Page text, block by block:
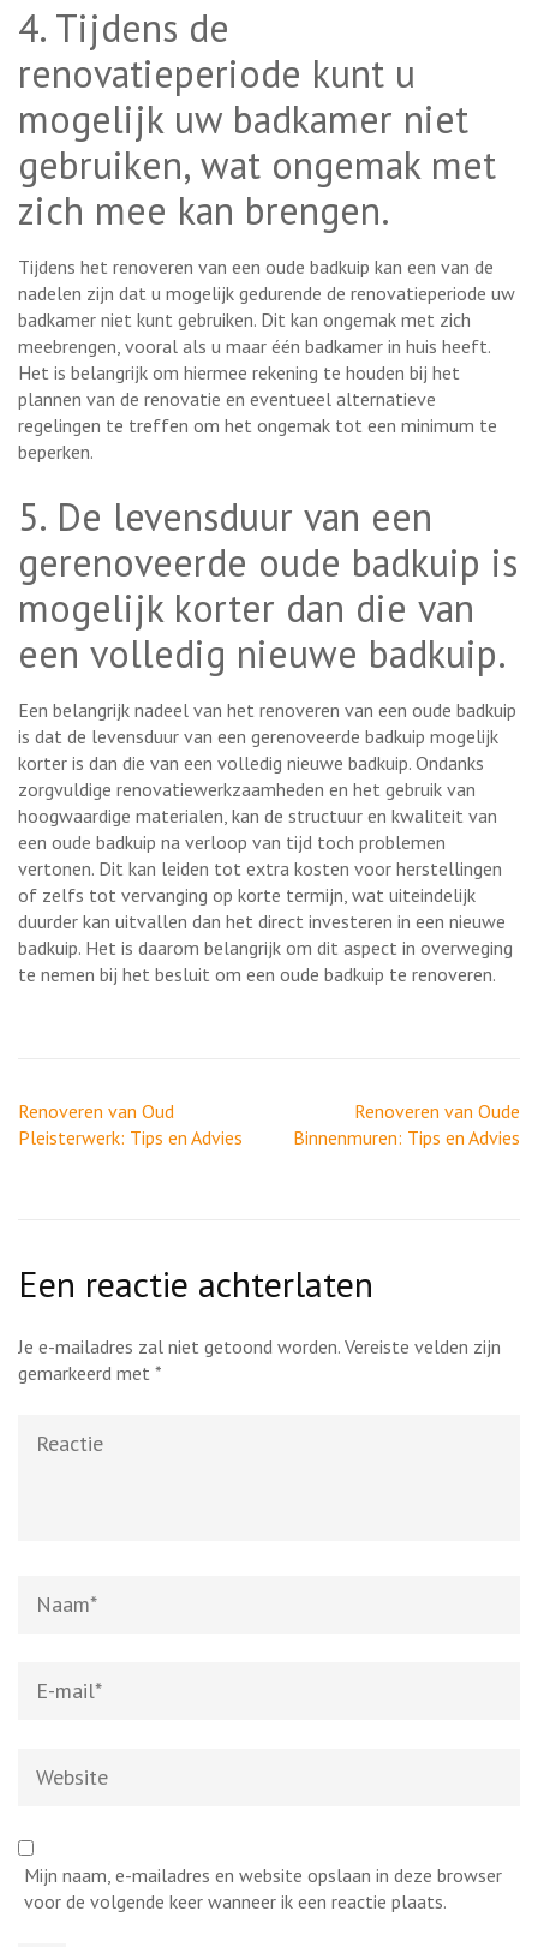
4. Tijdens de
renovatieperiode kunt u
mogelijk uw badkamer niet
gebruiken, wat ongemak met
zich mee kan brengen.
Tijdens het renoveren van een oude badkuip kan een van de
nadelen zijn dat u mogelijk gedurende de renovatieperiode uw
badkamer niet kunt gebruiken. Dit kan ongemak met zich
meebrengen, vooral als u maar één badkamer in huis heeft.
Het is belangrijk om hiermee rekening te houden bij het
plannen van de renovatie en eventueel alternatieve
regelingen te treffen om het ongemak tot een minimum te
beperken.
5. De levensduur van een
gerenoveerde oude badkuip is
mogelijk korter dan die van
een volledig nieuwe badkuip.
Een belangrijk nadeel van het renoveren van een oude badkuip
is dat de levensduur van een gerenoveerde badkuip mogelijk
korter is dan die van een volledig nieuwe badkuip. Ondanks
zorgvuldige renovatiewerkzaamheden en het gebruik van
hoogwaardige materialen, kan de structuur en kwaliteit van
een oude badkuip na verloop van tijd toch problemen
vertonen. Dit kan leiden tot extra kosten voor herstellingen
of zelfs tot vervanging op korte termijn, wat uiteindelijk
duurder kan uitvallen dan het direct investeren in een nieuwe
badkuip. Het is daarom belangrijk om dit aspect in overweging
te nemen bij het besluit om een oude badkuip te renoveren.
Berichtnavigatie
Renoveren van Oud
Pleisterwerk: Tips en Advies
Renoveren van Oude
Binnenmuren: Tips en Advies
Een reactie achterlaten
Je e-mailadres zal niet getoond worden. Vereiste velden zijn
gemarkeerd met *
mail*
Mijn naam, e-mailadres en website opslaan in deze browser
voor de volgende keer wanneer ik een reactie plaats.